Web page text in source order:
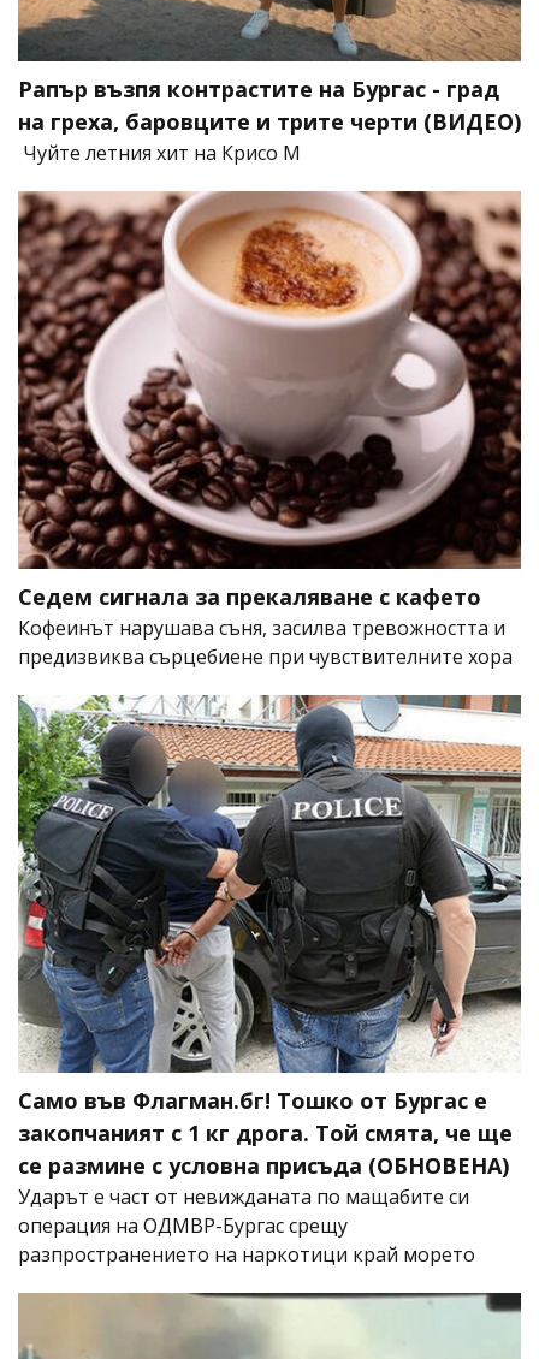
Рапър възпя контрастите на Бургас - град
на греха, баровците и трите черти (ВИДЕО)
Чуйте летния хит на Крисо М
Седем сигнала за прекаляване с кафето
Кофеинът нарушава съня, засилва тревожността и
предизвиква сърцебиене при чувствителните хора
Само във Флагман.бг! Тошко от Бургас е
закопчаният с 1 кг дрога. Той смята, че ще
се размине с условна присъда (ОБНОВЕНА)
Ударът е част от невижданата по мащабите си
операция на ОДМВР-Бургас срещу
разпространението на наркотици край морето